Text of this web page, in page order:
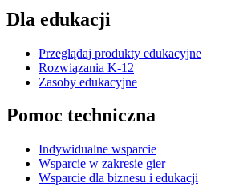
Dla edukacji
Przeglądaj produkty edukacyjne
Rozwiązania K-12
Zasoby edukacyjne
Pomoc techniczna
Indywidualne wsparcie
Wsparcie w zakresie gier
Wsparcie dla biznesu i edukacji